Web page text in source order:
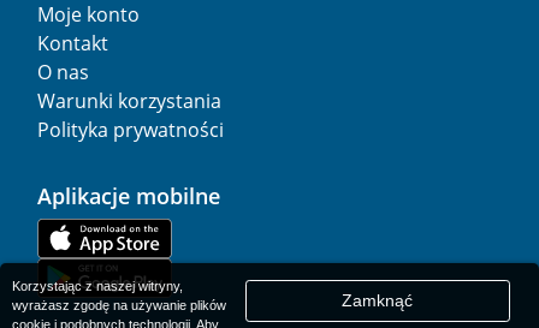
Moje konto
Kontakt
O nas
Warunki korzystania
Polityka prywatności
Aplikacje mobilne
Korzystając z naszej witryny,
wyrażasz zgodę na używanie plików
cookie i podobnych technologii. Aby
Zamknąć